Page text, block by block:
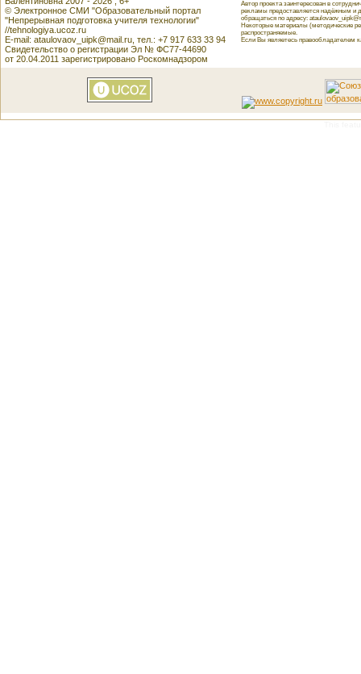
© Электронное СМИ "Образовательный портал
"Непрерывная подготовка учителя технологии"
//tehnologiya.ucoz.ru
E-mail: ataulovaov_uipk@mail.ru, тел.: +7 917 633 33 94
Свидетельство о регистрации Эл № ФС77-44690
от 20.04.2011 зарегистрировано Роскомнадзором
Автор проекта заинтересован в
рекламы предоставляется надёжным и
обращаться по адресу:
Некоторые материалы (методические
распространяемые.
Если Вы являетесь правообладателем